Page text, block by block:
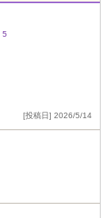
5
[投稿日] 2026/5/14